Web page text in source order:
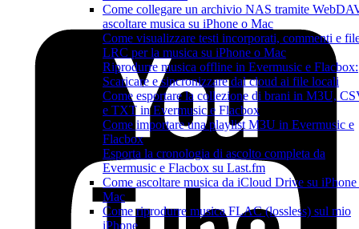
Come collegare un archivio NAS tramite
ascoltare musica su iPhone o Mac
Come visualizzare testi incorporati, commenti e
LRC per la musica su iPhone o Mac
Riprodurre musica offline in Evermusic e Flacbox:
Scaricare e sincronizzare dal cloud ai file locali
Come esportare la collezione di brani in M3U,
e TXT in Evermusic e Flacbox
Come importare una playlist M3U in Evermusic e
Flacbox
Esporta la cronologia di ascolto completa da
Evermusic e Flacbox su Last.fm
Come ascoltare musica da iCloud Drive su iPhone
Mac
Come riprodurre musica FLAC (lossless) sul mio
iPhone